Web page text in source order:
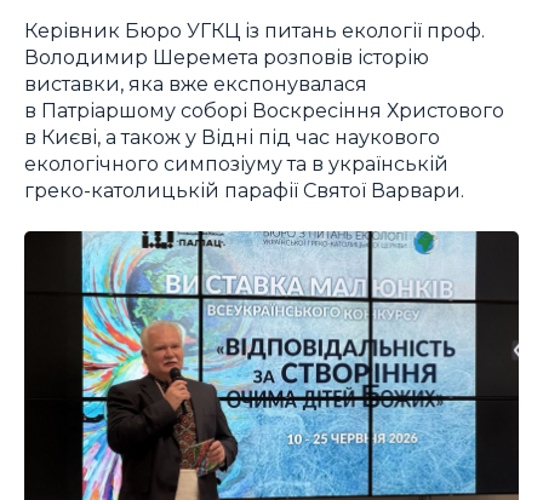
Керівник Бюро УГКЦ із питань екології проф.
Володимир Шеремета розповів історію
виставки, яка вже експонувалася
в Патріаршому соборі Воскресіння Христового
в Києві, а також у Відні під час наукового
екологічного симпозіуму та в українській
греко-католицькій парафії Святої Варвари.